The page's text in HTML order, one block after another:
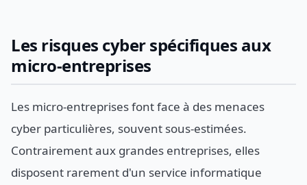
Les risques cyber spécifiques aux
micro-entreprises
Les micro-entreprises font face à des menaces
cyber particulières, souvent sous-estimées.
Contrairement aux grandes entreprises, elles
disposent rarement d'un service informatique